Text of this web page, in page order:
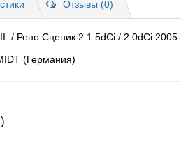
Отзывы (0)
/ Рено Сценик 2 1.5dCi / 2.0dCi 2005-
(Германия)